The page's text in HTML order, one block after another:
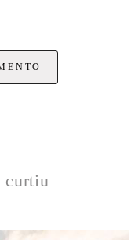
curtiu